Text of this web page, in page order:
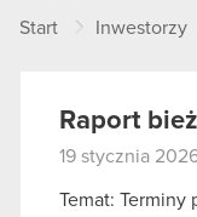
Start Inwestorzy
Raport
19 stycznia
Temat: Terminy